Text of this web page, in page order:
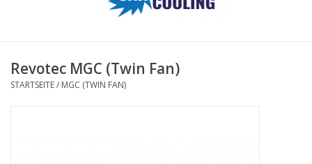
Controller
Revotec MGC (Twin Fan)
STARTSEITE/ MGC (TWIN FAN)